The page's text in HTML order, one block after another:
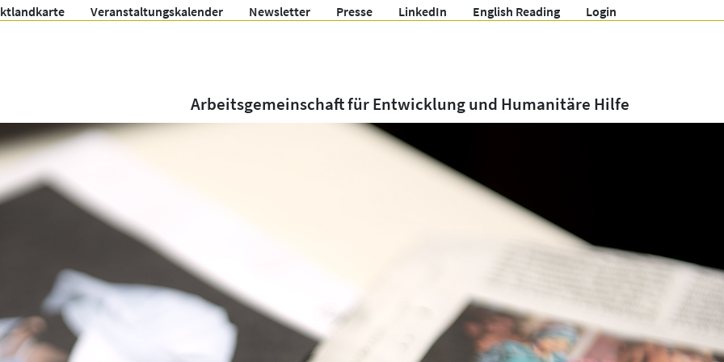
Veranstaltungskalender Newsletter Presse LinkedIn English Reading Login
Arbeitsgemeinschaft für Entwicklung und Humanitäre Hilfe